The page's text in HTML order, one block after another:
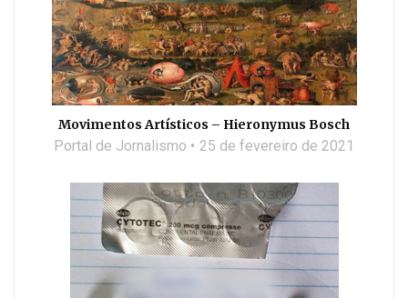
Movimentos Artísticos – Hieronymus Bosch
Portal de Jornalismo 25 de fevereiro de 2021